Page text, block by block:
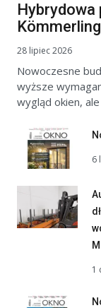
Hybrydowa
28 lipiec 2026
Nowoczesne
wyższe
wygląd okien,
6
1